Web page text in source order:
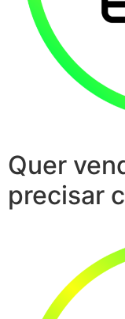
Quer
precisar